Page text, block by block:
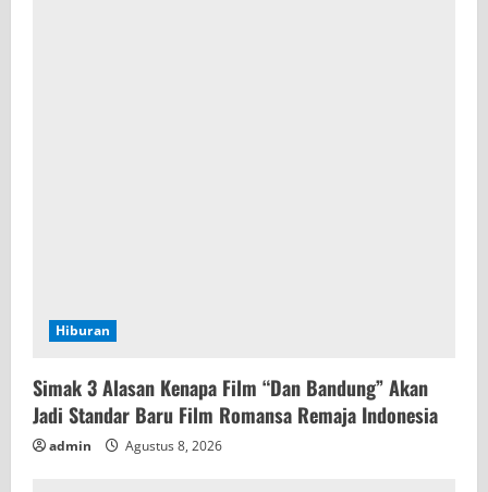
Hiburan
Simak 3 Alasan Kenapa Film “Dan Bandung” Akan
Jadi Standar Baru Film Romansa Remaja Indonesia
admin Agustus 8, 2026